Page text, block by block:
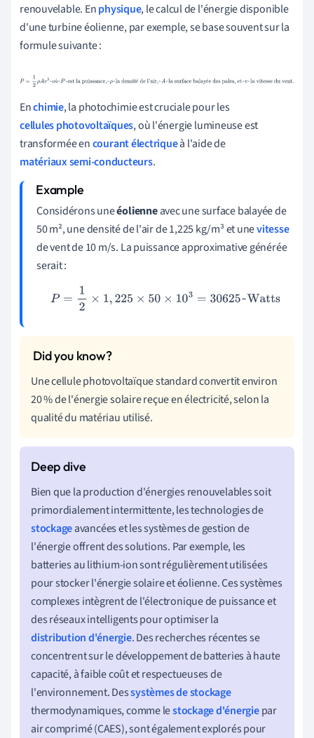
renouvelable. Enphysique, le calcul de l'énergie disponible
d'une turbine éolienne, par exemple, se base souvent sur la
formule suivante :
ù é é
P= 1 2ρ A ~où~ P~est la puissance,~ ρ ~la densité de
Enchimie, la photochimie est cruciale pour les
cellules photovoltaïques, où l'énergie lumineuse est
transformée encourant électriqueà l'aide de
matériaux semi-conducteurs.
Considérons uneéolienneavec une surface balayée de
50 m², une densité de l'air de 1,225 kg/m³ et unevitesse
de vent de 10 m/s. La puissance approximative générée
serait :
P= 12 ×1,225× 50× 10 3=30625~Watts
Une cellule photovoltaïque standard convertit environ
20 % de l'énergie solaire reçue en électricité, selon la
qualité du matériau utilisé.
Bien que la production d'énergies renouvelables soit
primordialement intermittente, les technologies de
stockageavancées et les systèmes de gestion de
l'énergie offrent des solutions. Par exemple, les
batteries au lithium-ion sont régulièrement utilisées
pour stocker l'énergie solaire et éolienne. Ces systèmes
complexes intègrent de l'électronique de puissance et
des réseaux intelligents pour optimiser la
distribution d'énergie. Des recherches récentes se
concentrent sur le développement de batteries à haute
capacité, à faible coût et respectueuses de
l'environnement. Dessystèmes de stockage
thermodynamiques, comme lestockage d'énergiepar
air comprimé (CAES), sont également explorés pour